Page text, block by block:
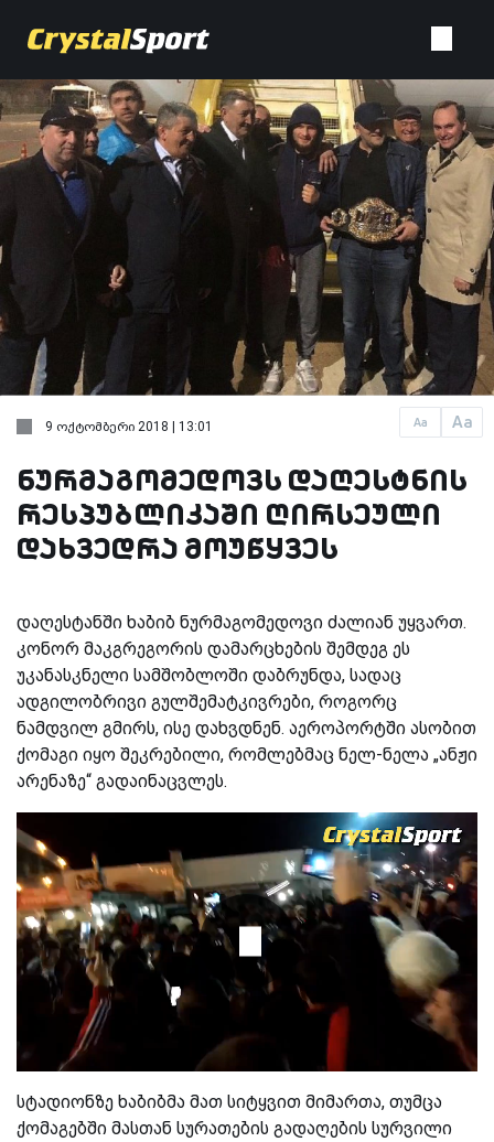
Aa Aa
9 ოქტომბერი 2018 | 13:01
ნურმაგომედოვს დაღესტნის
რესპუბლიკაში ღირსეული
დახვედრა მოუწყვეს
დაღესტანში ხაბიბ ნურმაგომედოვი ძალიან უყვართ.
კონორ მაკგრეგორის დამარცხების შემდეგ ეს
უკანასკნელი სამშობლოში დაბრუნდა, სადაც
ადგილობრივი გულშემატკივრები, როგორც
ნამდვილ გმირს, ისე დახვდნენ. აეროპორტში ასობით
ქომაგი იყო შეკრებილი, რომლებმაც ნელ-ნელა „ანჟი
არენაზე“ გადაინაცვლეს.
სტადიონზე ხაბიბმა მათ სიტყვით მიმართა, თუმცა
ქომაგებში მასთან სურათების გადაღების სურვილი